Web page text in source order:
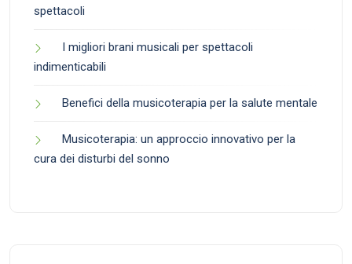
spettacoli
I migliori brani musicali per spettacoli
indimenticabili
Benefici della musicoterapia per la salute mentale
Musicoterapia: un approccio innovativo per la
cura dei disturbi del sonno